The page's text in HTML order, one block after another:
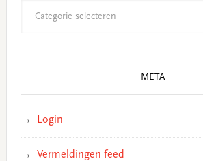
META
Login
Vermeldingen feed